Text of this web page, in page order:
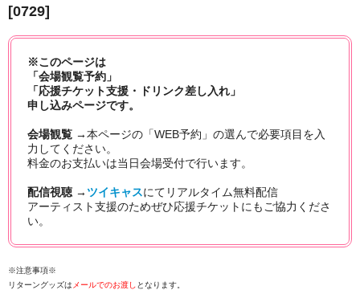
[0729]
※このページは
「会場観覧予約」
「応援チケット支援・ドリンク差し入れ」
申し込みページです。
会場観覧 →本ページの「WEB予約」の選んで必要項目を入
力してください。
料金のお支払いは当日会場受付で行います。
配信視聴 → ツイキャスにてリアルタイム無料配信
アーティスト支援のためぜひ応援チケットにもご協力くださ
い。
※注意事項※
リターングッズは メールでのお渡し となります。